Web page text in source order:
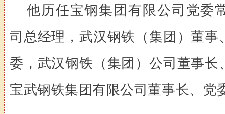
他历任宝钢集团有限公司党委
司总经理，武汉钢铁（集团）董事
委，武汉钢铁（集团）公司董事长
宝武钢铁集团有限公司董事长、党